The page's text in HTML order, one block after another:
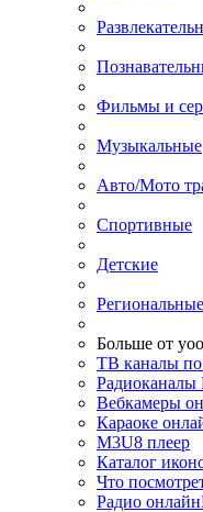
Фильмы и
Музыкальные
Авто/Мото
Спортивные
Детские
Региональные
Больше от
ТВ каналы по
Радиоканалы
Вебкамеры
Караоке
M3U8 плеер
Каталог
Что
Радио онлайн